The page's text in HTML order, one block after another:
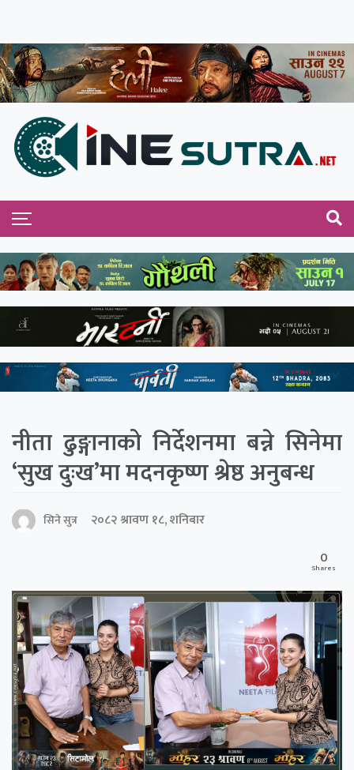
नीता ढुङ्गानाको निर्देशनमा बन्ने सिनेमा
‘सुख दुःख’मा मदनकृष्ण श्रेष्ठ अनुबन्ध
सिने सुत्र
२०८२ श्रावण १८, शनिबार
0
Shares